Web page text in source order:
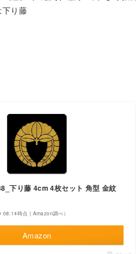
下り藤
下り藤 4cm 4枚セット 角型 金紋
08:14時点 | Amazon調べ）
Amazon